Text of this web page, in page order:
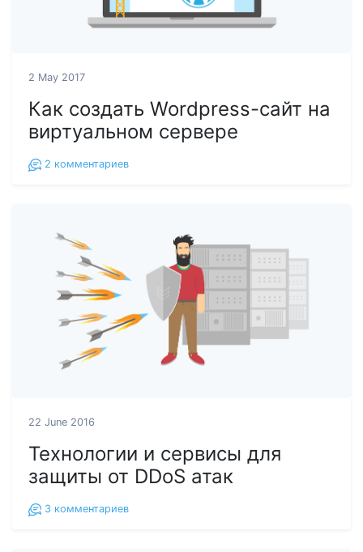
2 May 2017
Как создать Wordpress-сайт на
виртуальном сервере
2 комментариев
22 June 2016
Технологии и сервисы для
защиты от DDoS атак
3 комментариев